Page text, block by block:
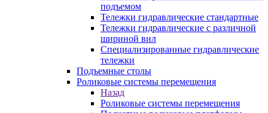
подъемом
Тележки гидравлические стандартные
Тележки гидравлические с различной
шириной вил
Специализированные гидравлические
тележки
Подъемные столы
Роликовые системы перемещения
Назад
Роликовые системы перемещения